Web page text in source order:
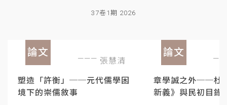
37卷1期 2026
論文
張慧清
塑造「許衡」──元代儒學困
境下的崇儒敘事
論文
章學誠之外──杜
新義》與民初目錄